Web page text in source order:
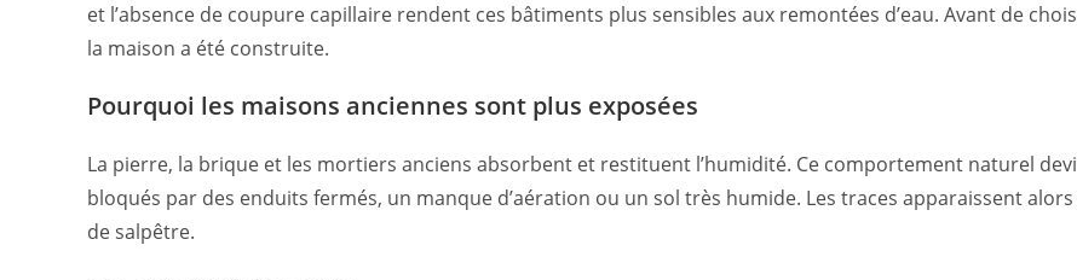
et l’absence de coupure capillaire rendent ces bâtiments plus sensibles aux remontées d’eau. Avant de
la maison a été construite.
Pourquoi les maisons anciennes sont plus exposées
La pierre, la brique et les mortiers anciens absorbent et restituent l’humidité. Ce comportement naturel
bloqués par des enduits fermés, un manque d’aération ou un sol très humide. Les traces apparaissent
de salpêtre.